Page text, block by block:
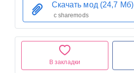
В закладки
Скачать мод (24,7 Мб)
с sharemods